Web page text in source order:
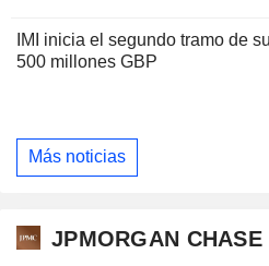
IMI inicia el segundo tramo de
500 millones GBP
Más noticias
JPMORGAN CHASE